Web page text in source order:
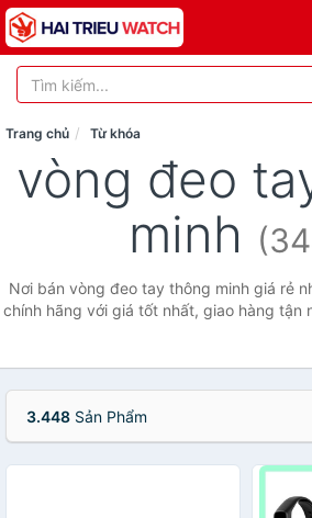
Trang chủ Từ khóa
vòng đeo
minh
Nơi bán vòng đeo tay thông minh giá rẻ
chính hãng với giá tốt nhất, giao hàng tận
3.448 Sản Phẩm